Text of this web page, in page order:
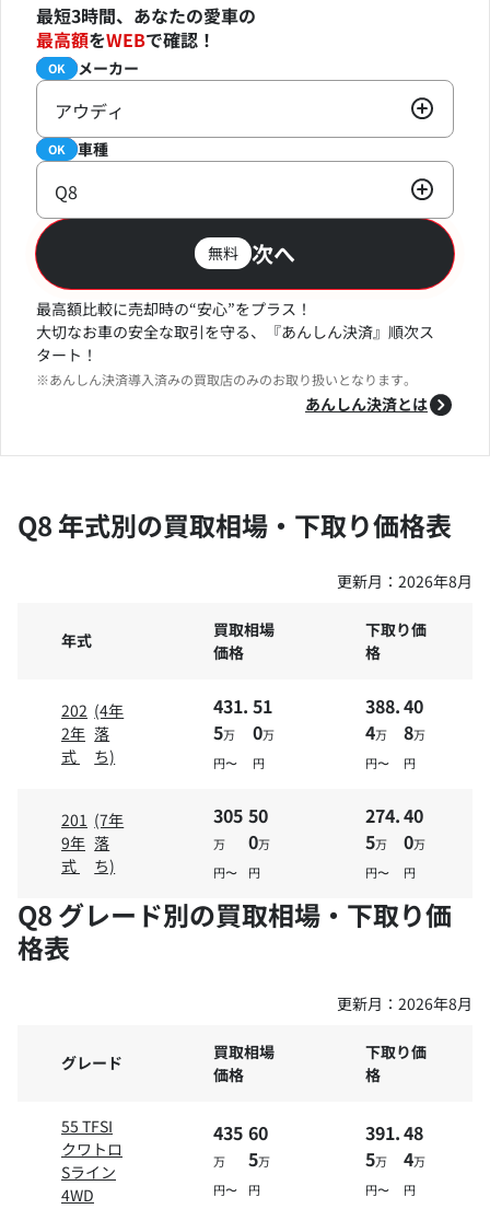
最短3時間、あなたの愛車の
最高額をWEBで確認！
必須 メーカー
OK
アウディ
必須 車種
OK
Q8
無料 次へ
最高額比較に売却時の“安心”をプラス！
大切なお車の安全な取引を守る、『あんしん決済』順次ス
タート！
※あんしん決済導入済みの買取店のみのお取り扱いとなります。
あんしん決済とは
Q8 年式別の買取相場・下取り価格表
更新月： 2026年8月
年式
買取相場
価格
下取り価
格
202
2年
式
(4年
落
ち)
431.
5万
円〜
51
0万
円
388.
4万
円〜
40
8万
円
201
9年
式
(7年
落
ち)
305
万
円〜
50
0万
円
274.
5万
円〜
40
0万
円
Q8 グレード別の買取相場・下取り価
格表
更新月： 2026年8月
グレード
買取相場
価格
下取り価
格
55 TFSI
クワトロ
Sライン
4WD
435
万
円〜
60
5万
円
391.
5万
円〜
48
4万
円